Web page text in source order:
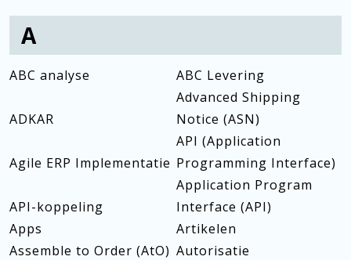
A
ABC analyse ABC Levering
ADKAR
Advanced Shipping
Notice (ASN)
Agile ERP Implementatie
API (Application
Programming Interface)
API-koppeling
Application Program
Interface (API)
Apps
Artikelen
Assemble to Order (AtO) Autorisatie